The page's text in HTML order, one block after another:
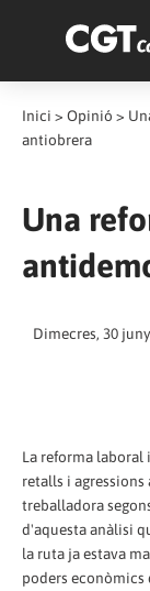
Inici > Opinió >
antiobrera
Una
Dimecres, 30
La reforma
retalls i agressions
treballadora
d'aquesta anàlisi
la ruta ja estava
poders econòmics